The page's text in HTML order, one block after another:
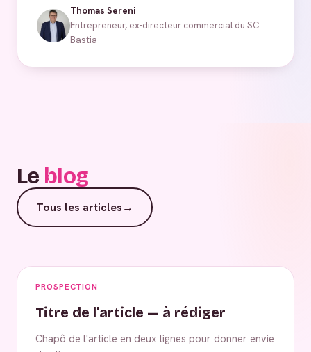
Thomas Sereni
Entrepreneur, ex-directeur commercial du SC
Bastia
Le blog
Tous les articles→
PROSPECTION
Titre de l'article — à rédiger
Chapô de l'article en deux lignes pour donner envie